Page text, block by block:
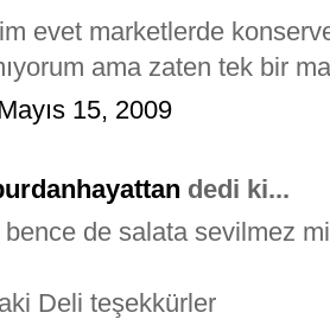
evet marketlerde
ama zaten tek bir
15, 2009
dedi ki...
bence de salata sevilmez
Deli teşekkürler